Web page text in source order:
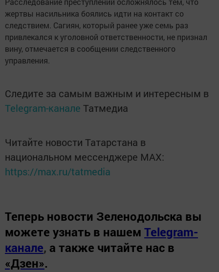
жертвы насильника боялись идти на контакт со
следствием. Сагиян, который ранее уже семь раз
привлекался к уголовной ответственности, не признал
вину, отмечается в сообщении следственного
управления.
Следите за самым важным и интересным в
Telegram-канале Татмедиа
Читайте новости Татарстана в
национальном мессенджере MАХ:
https://max.ru/tatmedia
Теперь новости Зеленодольска вы
можете узнать в нашем Telegram-
канале, а также читайте нас в
«Дзен».